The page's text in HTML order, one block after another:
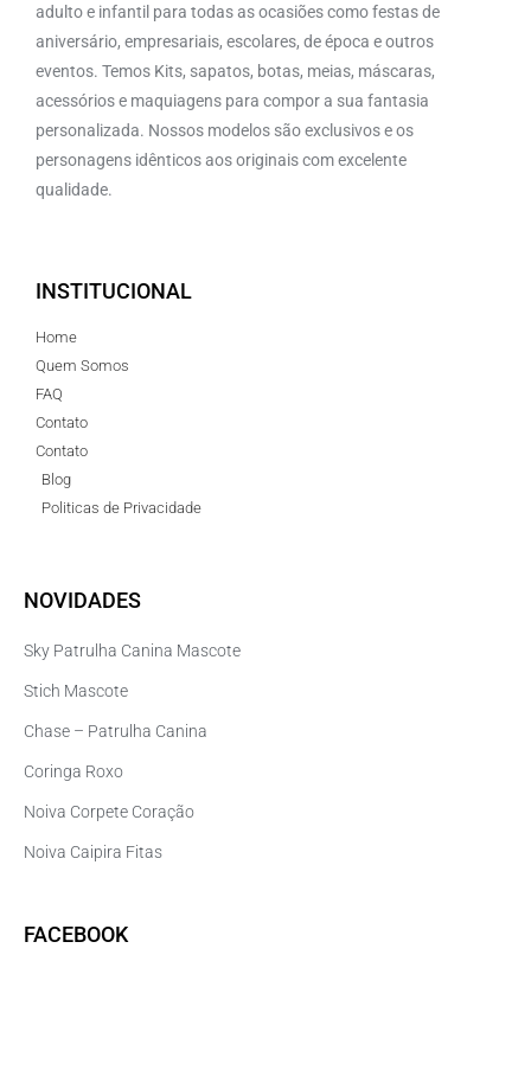
adulto e infantil para todas as ocasiões como festas de
aniversário, empresariais, escolares, de época e outros
eventos. Temos Kits, sapatos, botas, meias, máscaras,
acessórios e maquiagens para compor a sua fantasia
personalizada. Nossos modelos são exclusivos e os
personagens idênticos aos originais com excelente
qualidade.
INSTITUCIONAL
Home
Quem Somos
FAQ
Contato
Contato
Blog
Politicas de Privacidade
NOVIDADES
Sky Patrulha Canina Mascote
Stich Mascote
Chase – Patrulha Canina
Coringa Roxo
Noiva Corpete Coração
Noiva Caipira Fitas
FACEBOOK